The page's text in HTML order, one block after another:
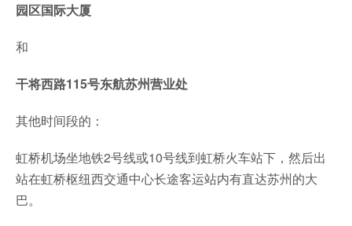
园区国际大厦
和
干将西路115号东航苏州营业处
其他时间段的：
虹桥机场坐地铁2号线或10号线到虹桥火车站下，然后出
站在虹桥枢纽西交通中心长途客运站内有直达苏州的大
巴。